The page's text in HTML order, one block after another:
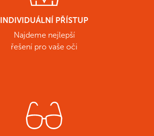
INDIVIDUÁLNÍ PŘÍSTUP
Najdeme nejlepší
řešení pro vaše oči